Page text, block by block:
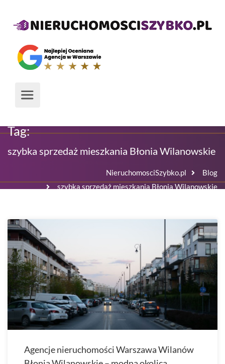
Tag:
szybka sprzedaż mieszkania Błonia Wilanowskie
NieruchomosciSzybko.pl
Blog
szybka sprzedaż mieszkania Błonia Wilanowskie
Agencje nieruchomości Warszawa Wilanów